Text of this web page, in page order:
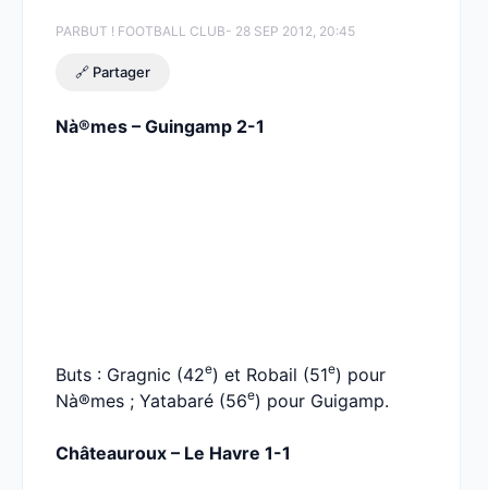
PARBUT ! FOOTBALL CLUB- 28 SEP 2012, 20:45
🔗 Partager
Nà®mes – Guingamp 2-1
Buts : Gragnic (42e) et Robail (51e) pour
Nà®mes ; Yatabaré (56e) pour Guigamp.
Châteauroux – Le Havre 1-1